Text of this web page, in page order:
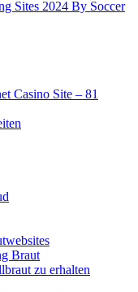
Sites 2024 By Soccer
Casino Site – 81
Braut
zu erhalten